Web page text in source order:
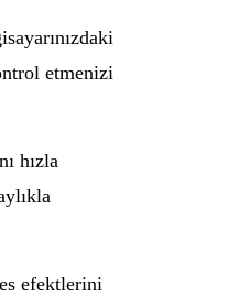
etmenizi
hızla
efektlerini